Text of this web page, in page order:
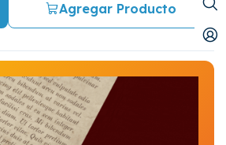
Agregar Producto